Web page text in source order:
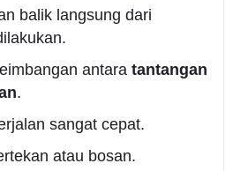
balik langsung dari
antara tantangan
.
sangat cepat.
atau bosan.